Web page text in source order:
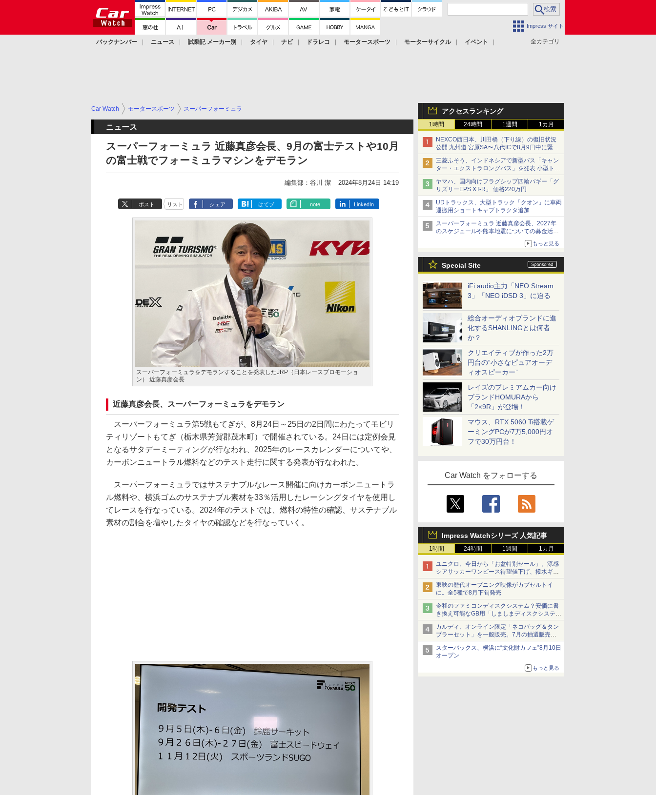
Impress サイト
全カテゴリ
バックナンバー ニュース 試乗記 メーカー別 タイヤ ナビ ドラレコ モータースポーツ モーターサイクル
イベント
アクセスランキング
1時間 24時間 1週間 1カ月
NEXCO西日本、川田橋（下り線）の復旧状況
公開 九州道 宮原SA〜八代ICで8月9日中に緊急
車両を通行可能に
三菱ふそう、インドネシアで新型バス「キャン
ター・エクストラロングバス」を発表 小型トラ
ックベースの観光・旅客輸送向けバス
ヤマハ、国内向けフラグシップ四輪バギー「グ
リズリーEPS XT-R」 価格220万円
UDトラックス、大型トラック「クオン」に車両
運搬用ショートキャブトラクタ追加
スーパーフォーミュラ 近藤真彦会長、2027年
のスケジュールや熊本地震についての募金活動
もっと見る
Special Site
iFi audio主力「NEO Stream
3」「NEO iDSD 3」に迫る
総合オーディオブランドに進
化するSHANLINGとは何者
か？
クリエイティブが作った2万
円台の“小さなピュアオーデ
ィオスピーカー”
レイズのプレミアムカー向け
ブランドHOMURAから
「2×9R」が登場！
マウス、RTX 5060 Ti搭載ゲ
ーミングPCが7万5,000円オ
フで30万円台！
Car Watch をフォローする
Impress Watchシリーズ 人気記事
1時間 24時間 1週間 1カ月
ユニクロ、今日から「お盆特別セール」。涼感
シアサッカーワンピース待望値下げ、撥水ギア
ショーツは1990円に
東映の歴代オープニング映像がカプセルトイ
に。全5種で8月下旬発売
令和のファミコンディスクシステム？安価に書
き換え可能なGB用「しましまディスクシステ
ム」
カルディ、オンライン限定「ネコバッグ＆タン
ブラーセット」を一般販売。7月の抽選販売の
当選無効分
スターバックス、横浜に“文化財カフェ”8月10日
オープン
もっと見る
Car Watch モータースポーツ スーパーフォーミュラ
ニュース
スーパーフォーミュラ 近藤真彦会長、9月の富士テストや10月
の富士戦でフォーミュラマシンをデモラン
編集部：谷川 潔 2024年8月24日 14:19
ポスト リスト シェア はてブ note LinkedIn
スーパーフォーミュラをデモランすることを発表したJRP（日本レースプロモーショ
ン） 近藤真彦会長
近藤真彦会長、スーパーフォーミュラをデモラン
スーパーフォーミュラ第5戦もてぎが、8月24日～25日の2日間にわたってモビリ
ティリゾートもてぎ（栃木県芳賀郡茂木町）で開催されている。24日には定例会見
となるサタデーミーティングが行なわれ、2025年のレースカレンダーについてや、
カーボンニュートラル燃料などのテスト走行に関する発表が行なわれた。
スーパーフォーミュラではサステナブルなレース開催に向けカーボンニュートラ
ル燃料や、横浜ゴムのサステナブル素材を33％活用したレーシングタイヤを使用し
てレースを行なっている。2024年のテストでは、燃料の特性の確認、サステナブル
素材の割合を増やしたタイヤの確認などを行なっていく。